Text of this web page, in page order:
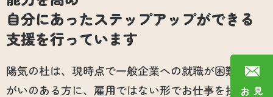
自分にあったステップアップができる
支援を行っています
陽気の杜は、現時点で一般企業への就職が困難な障
がいのある方に、雇用ではない形でお仕事を提供し